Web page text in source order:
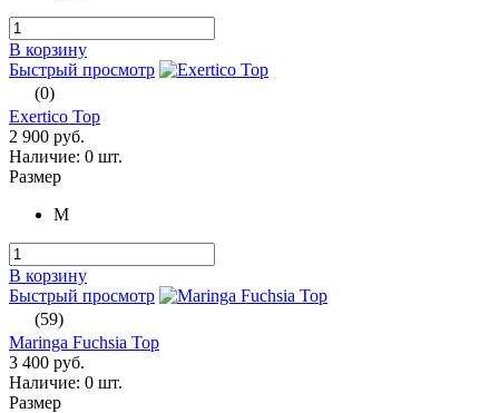
В корзину
Быстрый просмотр
(0)
Exertico Top
2 900 руб.
Наличие: 0 шт.
Размер
M
В корзину
Быстрый просмотр
(59)
Maringa Fuchsia Top
3 400 руб.
Наличие: 0 шт.
Размер